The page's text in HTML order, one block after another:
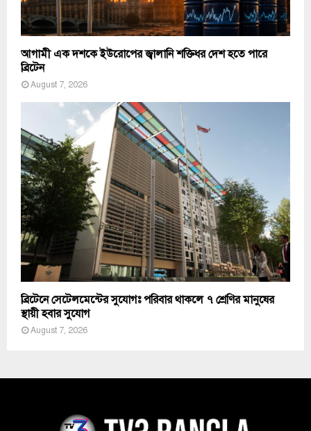
আগামী এক দশকে ইউরোপের জ্বালানি শক্তিধর দেশ হতে পারে
ব্রিটেন
August 7, 2026
ব্রিটেনে সেটেলমেন্টের সুযোগঃ পরিবার থাকলে ৭ শ্রেণির মানুষের
স্থায়ী হবার সুযোগ
August 7, 2026